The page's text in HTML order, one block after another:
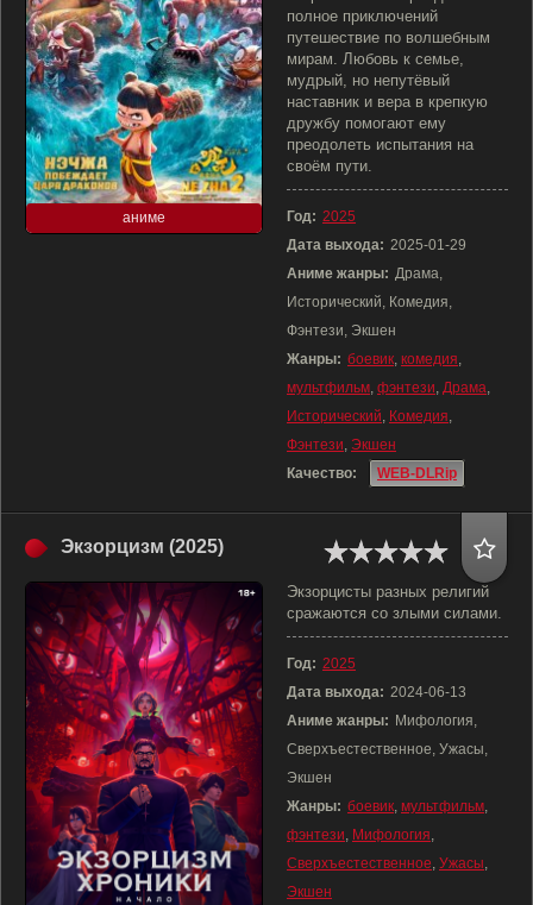
аниме
полное приключений
путешествие по волшебным
мирам. Любовь к семье,
мудрый, но непутёвый
наставник и вера в крепкую
дружбу помогают ему
преодолеть испытания на
своём пути.
Год: 2025
Дата выхода: 2025-01-29
Аниме жанры: Драма,
Исторический, Комедия,
Фэнтези, Экшен
Жанры: боевик, комедия,
мультфильм, фэнтези, Драма,
Исторический, Комедия,
Фэнтези, Экшен
Качество:
WEB-DLRip
Экзорцизм (2025)
Экзорцисты разных религий
сражаются со злыми силами.
Год: 2025
Дата выхода: 2024-06-13
Аниме жанры: Мифология,
Сверхъестественное, Ужасы,
Экшен
Жанры: боевик, мультфильм,
фэнтези, Мифология,
Сверхъестественное, Ужасы,
Экшен